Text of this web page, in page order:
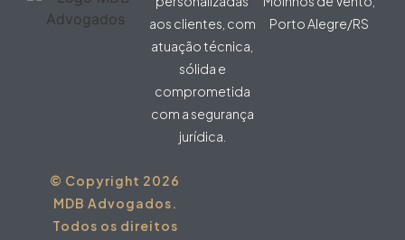
aos clientes, com
atuação técnica,
sólida e
comprometida
com a segurança
jurídica.
Porto Alegre/RS
© Copyright 2026
MDB Advogados.
Todos os direitos